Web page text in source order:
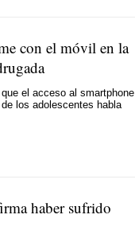
con el móvil en la
el acceso al smartphone
los adolescentes habla
haber sufrido